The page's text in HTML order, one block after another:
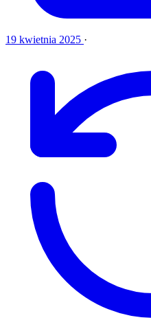
19 kwietnia 2025 ·